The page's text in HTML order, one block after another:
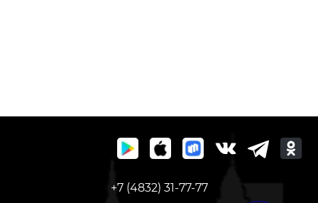
+7 (4832) 31-77-77